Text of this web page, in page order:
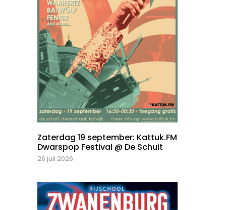
Zaterdag 19 september: Kattuk.FM
Dwarspop Festival @ De Schuit
26 juli 2026